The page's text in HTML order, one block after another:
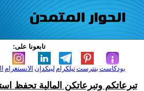
تابعونا على:
الانستغرام لينكدإن تيلكرامبنترست بودكاست
تبرعاتكم وتبرعاتكن المالية تحفظ